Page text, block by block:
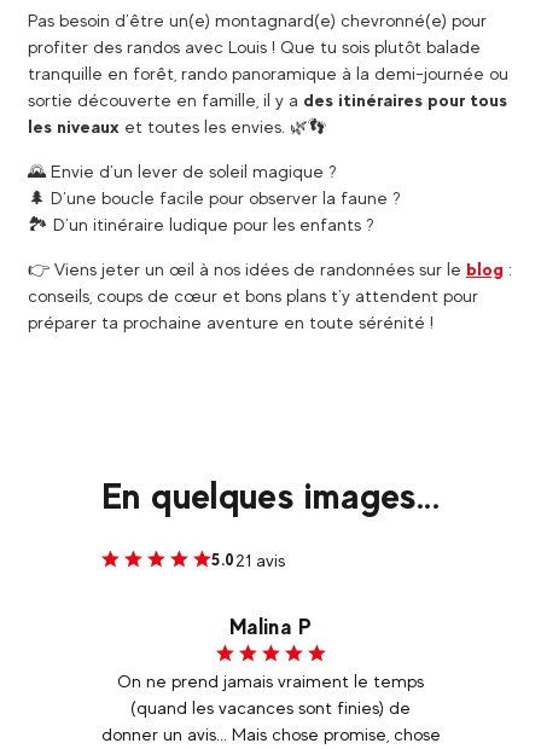
Pas besoin d’être un(e) montagnard(e) chevronné(e) pour
profiter des randos avec Louis ! Que tu sois plutôt balade
tranquille en forêt, rando panoramique à la demi-journée ou
sortie découverte en famille, il y a des itinéraires pour tous
les niveaux et toutes les envies. 🌿👣
🌄 Envie d’un lever de soleil magique ?
🌲 D’une boucle facile pour observer la faune ?
🏞️ D’un itinéraire ludique pour les enfants ?
👉 Viens jeter un œil à nos idées de randonnées sur le blog :
conseils, coups de cœur et bons plans t’y attendent pour
préparer ta prochaine aventure en toute sérénité !
En quelques images...
5.021 avis
Stéphanie D
Un grand merci à Louis Raquette pour
cette sortie apéro raquette. Gentillesse,
attention et simplicité. Un cocktail pour